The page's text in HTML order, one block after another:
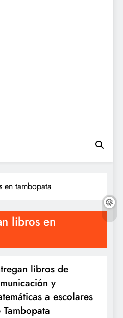
en tambopata
libros en
libros de
y
a escolares
Tambopata